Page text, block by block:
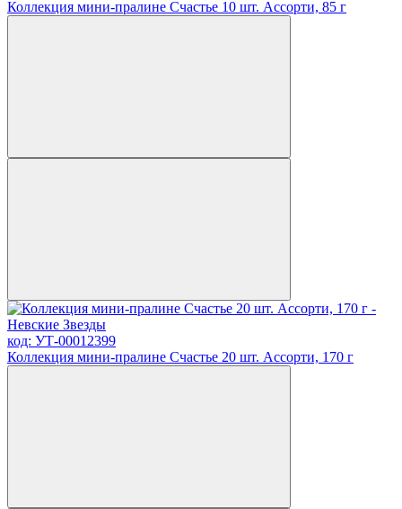
Коллекция мини-пралине Счастье 10 шт. Ассорти, 85 г
код: УТ-00012399
Коллекция мини-пралине Счастье 20 шт. Ассорти, 170 г